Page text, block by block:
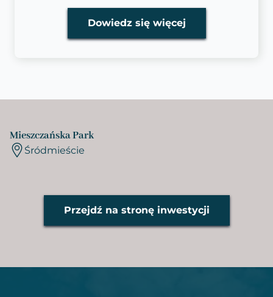
Dowiedz się więcej
Mieszczańska Park
Śródmieście
Przejdź na stronę inwestycji